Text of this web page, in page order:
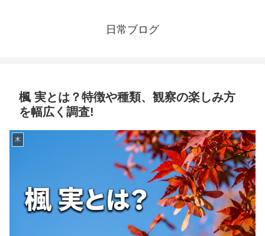
日常ブログ
楓 実とは？特徴や種類、観察の楽しみ方
を幅広く調査!
木